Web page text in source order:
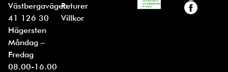
Västbergavägen
41 126 30
Hägersten
Måndag –
Fredag
08.00-16.00
Returer
Villkor